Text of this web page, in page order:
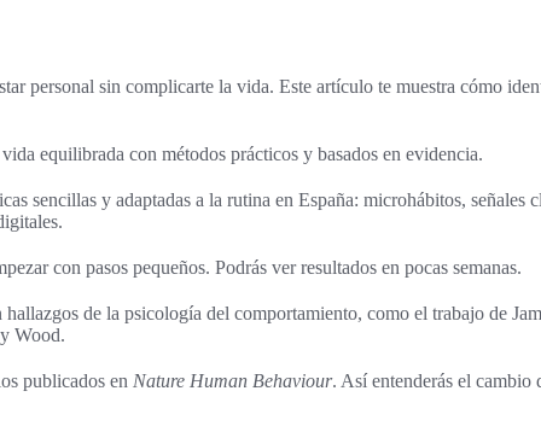
personal sin complicarte la vida. Este artículo te muestra cómo
equilibrada con métodos prácticos y basados en evidencia.
sencillas y adaptadas a la rutina en España: microhábitos, señales
con pasos pequeños. Podrás ver resultados en pocas semanas.
de la psicología del comportamiento, como el trabajo de
Wood.
publicados en Nature Human Behaviour. Así entenderás el cambio